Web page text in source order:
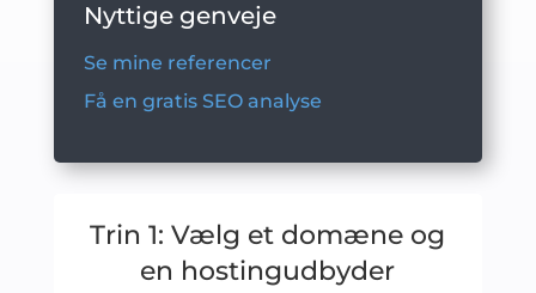
Nyttige genveje
Se mine referencer
Få en gratis SEO analyse
Trin 1: Vælg et domæne og
en hostingudbyder